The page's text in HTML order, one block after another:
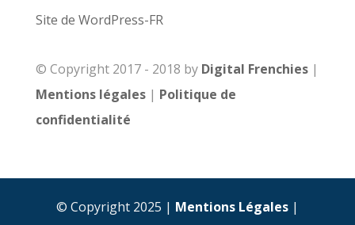
Site de WordPress-FR
© Copyright 2017 - 2018 by Digital Frenchies|
Mentions légales| Politique de
confidentialité
© Copyright 2025 | Mentions Légales|